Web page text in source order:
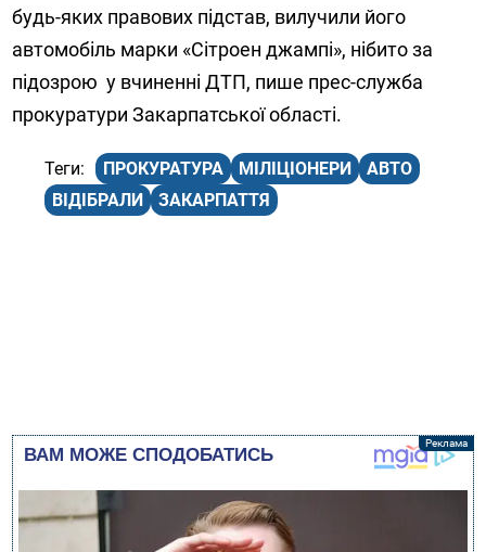
будь-яких правових підстав, вилучили його
автомобіль марки «Сітроен джампі», нібито за
підозрою у вчиненні ДТП, пише прес-служба
прокуратури Закарпатської області.
ПРОКУРАТУРА МІЛІЦІОНЕРИ
АВТО
ВІДІБРАЛИ
ЗАКАРПАТТЯ